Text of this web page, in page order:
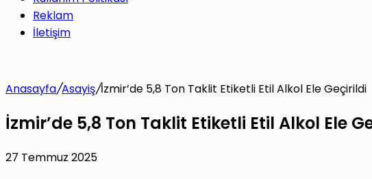
Reklam
İletişim
Anasayfa/Asayiş/İzmir’de 5,8 Ton Taklit Etiketli Etil Alkol Ele Geçirildi
İzmir’de 5,8 Ton Taklit Etiketli Etil Alkol Ele
27 Temmuz 2025